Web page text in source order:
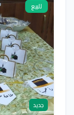
للبيع
جديد